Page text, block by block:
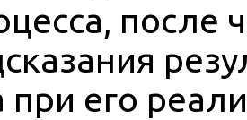
после
при его